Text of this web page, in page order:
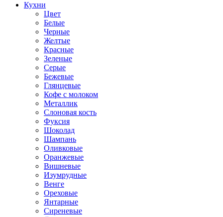
Кухни
Цвет
Белые
Черные
Желтые
Красные
Зеленые
Серые
Бежевые
Глянцевые
Кофе с молоком
Металлик
Слоновая кость
Фуксия
Шоколад
Шампань
Оливковые
Оранжевые
Вишневые
Изумрудные
Венге
Ореховые
Янтарные
Сиреневые